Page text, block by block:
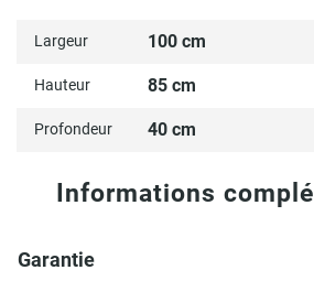
Largeur 100 cm
Hauteur 85 cm
Profondeur 40 cm
Informations
Garantie